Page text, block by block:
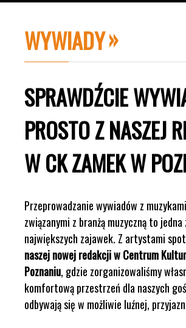
WYWIADY
SPRAWDŹCIE
PROSTO Z NASZEJ
W CK ZAMEK W
Przeprowadzanie wywiadów z
związanymi z branżą muzyczną to jedna
największych zajawek. Z artystami
naszej nowej redakcji w Centrum
Poznaniu, gdzie zorganizowaliśmy
komfortową przestrzeń dla naszych
odbywają się w możliwie luźnej,